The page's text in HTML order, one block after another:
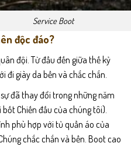
Service Boot
độc đáo?
đội. Từ đầu đến giữa thế kỷ
đi giày da bền và chắc chắn.
đã thay đổi trong những năm
Chiến đấu của chúng tôi).
phù hợp với tủ quần áo của
chắc chắn và bền. Boot cao